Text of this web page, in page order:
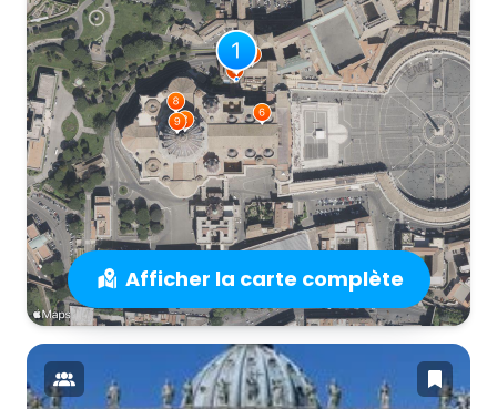
Afficher la carte complète